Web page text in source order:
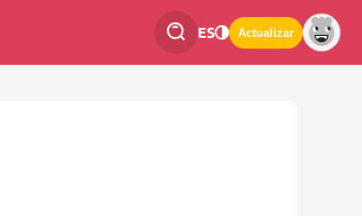
ES Actualizar